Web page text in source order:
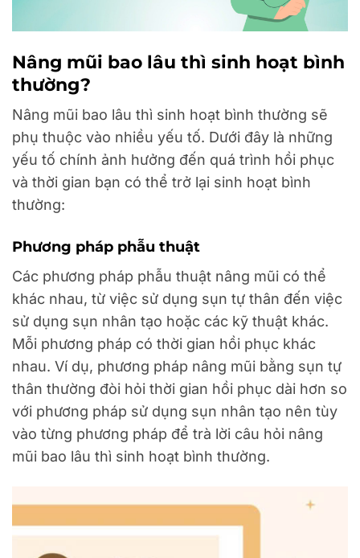
Nâng mũi bao lâu thì sinh hoạt bình
thường?
Nâng mũi bao lâu thì sinh hoạt bình thường sẽ
phụ thuộc vào nhiều yếu tố. Dưới đây là những
yếu tố chính ảnh hưởng đến quá trình hồi phục
và thời gian bạn có thể trở lại sinh hoạt bình
thường:
Phương pháp phẫu thuật
Các phương pháp phẫu thuật nâng mũi có thể
khác nhau, từ việc sử dụng sụn tự thân đến việc
sử dụng sụn nhân tạo hoặc các kỹ thuật khác.
Mỗi phương pháp có thời gian hồi phục khác
nhau. Ví dụ, phương pháp nâng mũi bằng sụn tự
thân thường đòi hỏi thời gian hồi phục dài hơn so
với phương pháp sử dụng sụn nhân tạo nên tùy
vào từng phương pháp để trà lời câu hỏi nâng
mũi bao lâu thì sinh hoạt bình thường.